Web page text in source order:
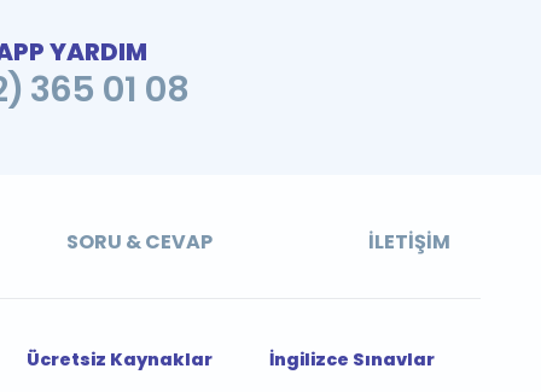
YARDIM
365 01 08
SORU & CEVAP İLETIŞIM
Ücretsiz Kaynaklar
İngilizce Sınavlar